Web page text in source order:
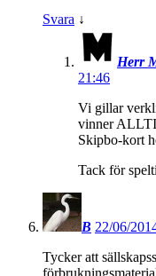
Svara ↓
Herr
21:46
Vi gillar
vinner
Skipbo-kort
Tack för
B 22/06/
Tycker att